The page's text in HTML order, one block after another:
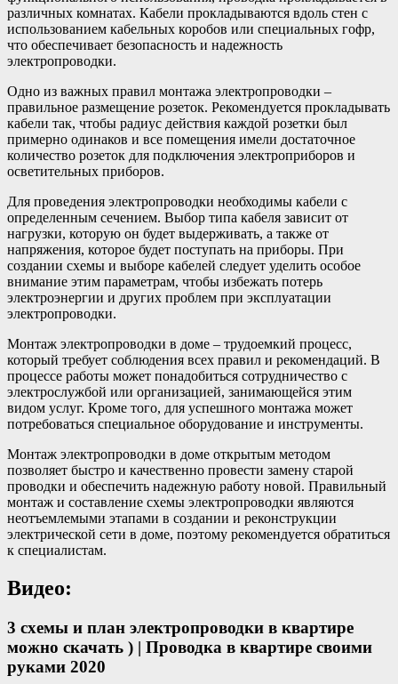
различных комнатах. Кабели прокладываются вдоль стен с
использованием кабельных коробов или специальных гофр,
что обеспечивает безопасность и надежность
электропроводки.
Одно из важных правил монтажа электропроводки –
правильное размещение розеток. Рекомендуется прокладывать
кабели так, чтобы радиус действия каждой розетки был
примерно одинаков и все помещения имели достаточное
количество розеток для подключения электроприборов и
осветительных приборов.
Для проведения электропроводки необходимы кабели с
определенным сечением. Выбор типа кабеля зависит от
нагрузки, которую он будет выдерживать, а также от
напряжения, которое будет поступать на приборы. При
создании схемы и выборе кабелей следует уделить особое
внимание этим параметрам, чтобы избежать потерь
электроэнергии и других проблем при эксплуатации
электропроводки.
Монтаж электропроводки в доме – трудоемкий процесс,
который требует соблюдения всех правил и рекомендаций. В
процессе работы может понадобиться сотрудничество с
электрослужбой или организацией, занимающейся этим
видом услуг. Кроме того, для успешного монтажа может
потребоваться специальное оборудование и инструменты.
Монтаж электропроводки в доме открытым методом
позволяет быстро и качественно провести замену старой
проводки и обеспечить надежную работу новой. Правильный
монтаж и составление схемы электропроводки являются
неотъемлемыми этапами в создании и реконструкции
электрической сети в доме, поэтому рекомендуется обратиться
к специалистам.
Видео:
3 схемы и план электропроводки в квартире
можно скачать ) | Проводка в квартире своими
руками 2020